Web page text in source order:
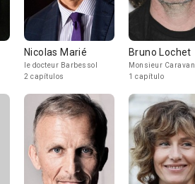
Nicolas Marié
le docteur Barbessol
2 capítulos
Bruno Lochet
Monsieur Caravan
1 capítulo